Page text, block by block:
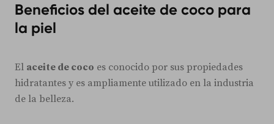
Beneficios del aceite de coco para
la piel
El aceite de coco es conocido por sus propiedades
hidratantes y es ampliamente utilizado en la industria
de la belleza.